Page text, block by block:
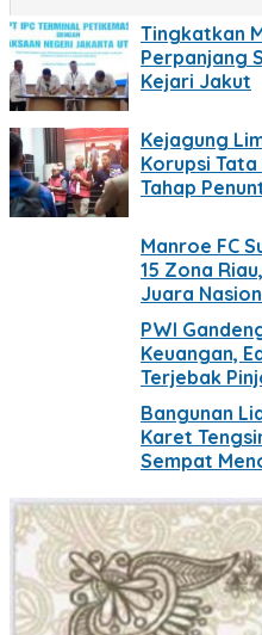
Tingkatkan
Perpanjang
Kejari Jakut
Kejagung
Korupsi
Tahap
Manroe FC
15 Zona
Juara
PWI
Keuangan,
Terjebak
Bangunan
Karet
Sempat